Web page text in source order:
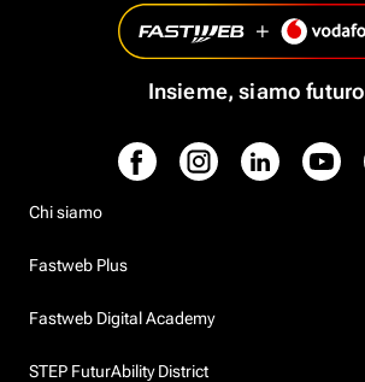
Insieme, siamo futuro
Chi siamo
Fastweb Plus
Fastweb Digital Academy
STEP FuturAbility District